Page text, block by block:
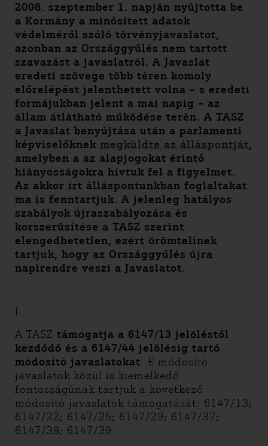
2008. szeptember 1. napján nyújtotta be
a Kormány a minősített adatok
védelméről szóló törvényjavaslatot,
azonban az Országgyűlés nem tartott
szavazást a javaslatról. A Javaslat
eredeti szövege több téren komoly
előrelépést jelenthetett volna – s eredeti
formájukban jelent a mai napig – az
állam átlátható működése terén. A TASZ
a Javaslat benyújtása után a parlamenti
képviselőknek megküldte az álláspontját,
amelyben a az alapjogokat érintő
hiányosságokra hívtuk fel a figyelmet.
Az akkor írt álláspontunkban foglaltakat
ma is fenntartjuk. A jelenleg hatályos
szabályok újraszabályozása és
korszerűsítése a TASZ szerint
elengedhetetlen, ezért örömtelinek
tartjuk, hogy az Országgyűlés újra
napirendre veszi a Javaslatot.
I.
A TASZ támogatja a 6147/13 jelöléstől
kezdődő és a 6147/44 jelölésig tartó
módosító javaslatokat. E módosító
javaslatok közül is kiemelkedő
fontosságúnak tartjuk a következő
módosító javaslatok támogatását: 6147/13;
6147/22; 6147/25; 6147/29; 6147/37;
6147/38; 6147/39.